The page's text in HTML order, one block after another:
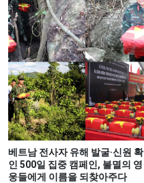
베트남 전사자 유해 발굴·신원 확
인 500일 집중 캠페인, 불멸의 영
웅들에게 이름을 되찾아주다